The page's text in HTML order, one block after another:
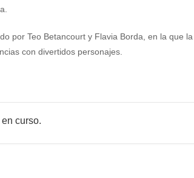
por Teo Betancourt y Flavia Borda, en la que la
con divertidos personajes.
curso.